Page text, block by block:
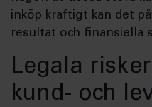
inköp kraftigt kan det
resultat och finansiella
Legala
kund- och